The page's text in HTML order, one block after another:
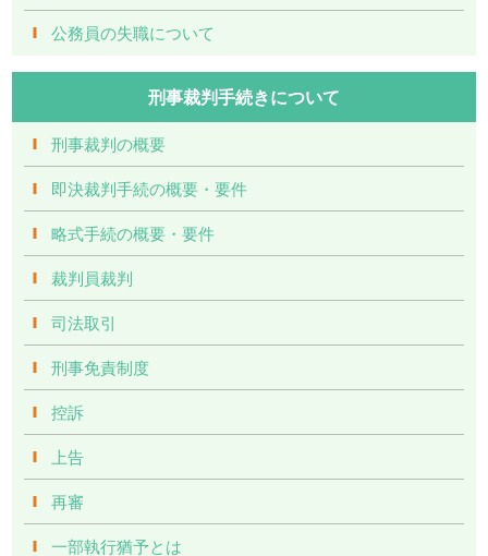
公務員の失職について
刑事裁判手続きについて
刑事裁判の概要
即決裁判手続の概要・要件
略式手続の概要・要件
裁判員裁判
司法取引
刑事免責制度
控訴
上告
再審
一部執行猶予とは